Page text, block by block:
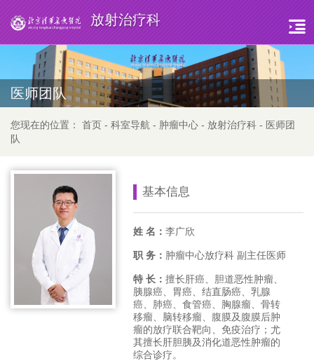
放射治疗科
医师团队
您现在的位置： 首页 - 科室导航 - 肿瘤中心 - 放射治疗科 - 医师团
队
基本信息
姓 名： 李广欣
职 务： 肿瘤中心放疗科 副主任医师
特 长： 擅长肝癌、胆道恶性肿瘤、
胰腺癌、胃癌、结直肠癌、乳腺
癌、肺癌、食管癌、胸腺瘤、骨转
移瘤、脑转移瘤、腹膜及腹膜后肿
瘤的放疗联合靶向、免疫治疗；尤
其擅长肝胆胰及消化道恶性肿瘤的
综合诊疗。